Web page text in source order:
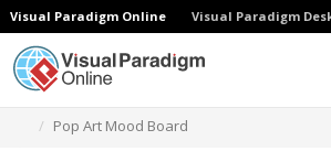
Visual Paradigm Online Visual Paradigm
Pop Art Mood Board